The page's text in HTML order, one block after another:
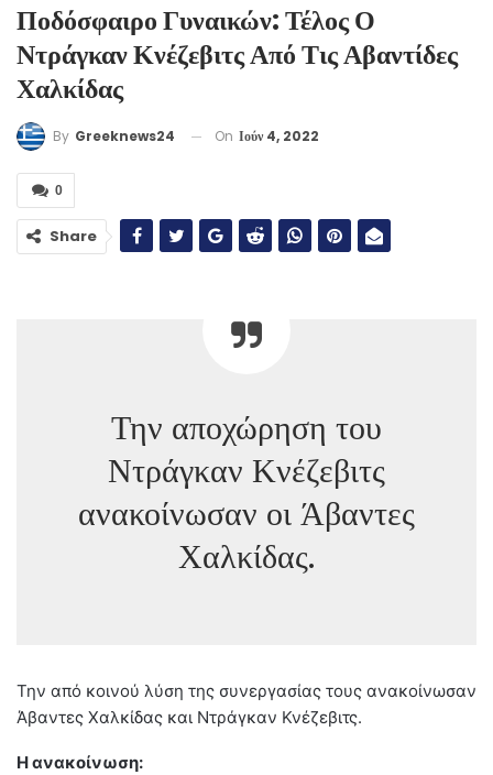
Ποδόσφαιρο Γυναικών: Τέλος Ο
Ντράγκαν Κνέζεβιτς Από Τις Αβαντίδες
Χαλκίδας
By Greeknews24 On Ιούν 4, 2022
0
Share
Την αποχώρηση του
Ντράγκαν Κνέζεβιτς
ανακοίνωσαν οι Άβαντες
Χαλκίδας.
Την από κοινού λύση της συνεργασίας τους ανακοίνωσαν
Άβαντες Χαλκίδας και Ντράγκαν Κνέζεβιτς.
Η ανακοίνωση: